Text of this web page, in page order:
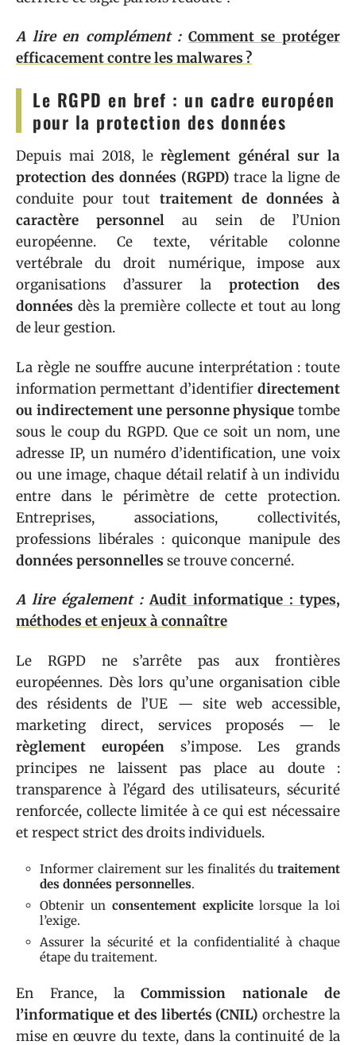
A lire en complément : Comment se protéger
efficacement contre les malwares ?
Le RGPD en bref : un cadre européen
pour la protection des données
Depuis mai 2018, lerèglement général sur la
protection des données (RGPD) trace la ligne de
conduite pour tout traitement de données à
caractère personnel au sein de l’Union
européenne. Ce texte, véritable colonne
vertébrale du droit numérique, impose aux
organisations d’assurer la protection des
données dès la première collecte et tout au long
de leur gestion.
La règle ne souffre aucune interprétation : toute
information permettant d’identifier directement
ou indirectement une personne physique tombe
sous le coup du RGPD. Que ce soit un nom, une
adresse IP, un numéro d’identification, une voix
ou une image, chaque détail relatif à un individu
entre dans le périmètre de cette protection.
Entreprises, associations, collectivités,
professions libérales : quiconque manipule des
données personnelles se trouve concerné.
A lire également : Audit informatique : types,
méthodes et enjeux à connaître
Le RGPD ne s’arrête pas aux frontières
européennes. Dès lors qu’une organisation cible
des résidents de l’UE — site web accessible,
marketing direct, services proposés — le
règlement européen s’impose. Les grands
principes ne laissent pas place au doute :
transparence à l’égard des utilisateurs, sécurité
renforcée, collecte limitée à ce qui est nécessaire
et respect strict des droits individuels.
Informer clairement sur les finalités du traitement
des données personnelles.
Obtenir un consentement explicitelorsque la loi
l’exige.
Assurer la sécurité et la confidentialité à chaque
étape du traitement.
En France, laCommission nationale de
l’informatique et des libertés (CNIL) orchestre la
mise en œuvre du texte, dans la continuité de la